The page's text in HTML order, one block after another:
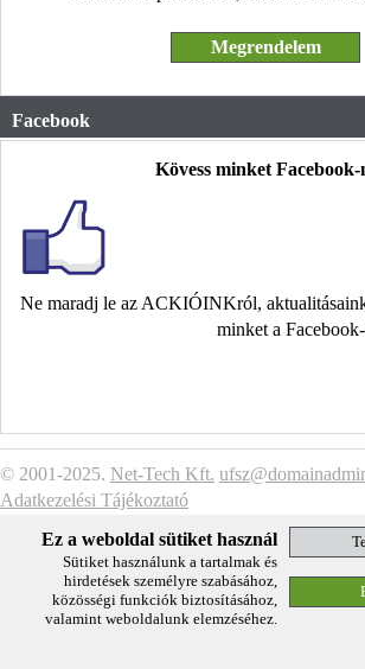
Facebook
Kövess minket Facebook-
Ne maradj le az ACKIÓINKról,
minket a
© 2001-2025. Net-Tech Kft.
Adatkezelési Tájékoztató
Ez a weboldal sütiket használ
Sütiket használunk a tartalmak és
hirdetések személyre szabásához,
közösségi funkciók biztosításához,
valamint weboldalunk elemzéséhez.